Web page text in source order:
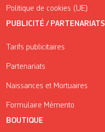
Politique de cookies (UE)
PUBLICITÉ / PARTENARIATS
Tarifs publicitaires
Partenariats
Naissances et Mortuaires
Formulaire Mémento
BOUTIQUE